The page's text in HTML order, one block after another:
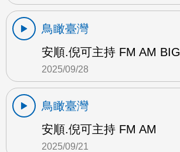
鳥瞰臺灣
安順.倪可主持 FM AM BIG
2025/09/28
鳥瞰臺灣
安順.倪可主持 FM AM
2025/09/21